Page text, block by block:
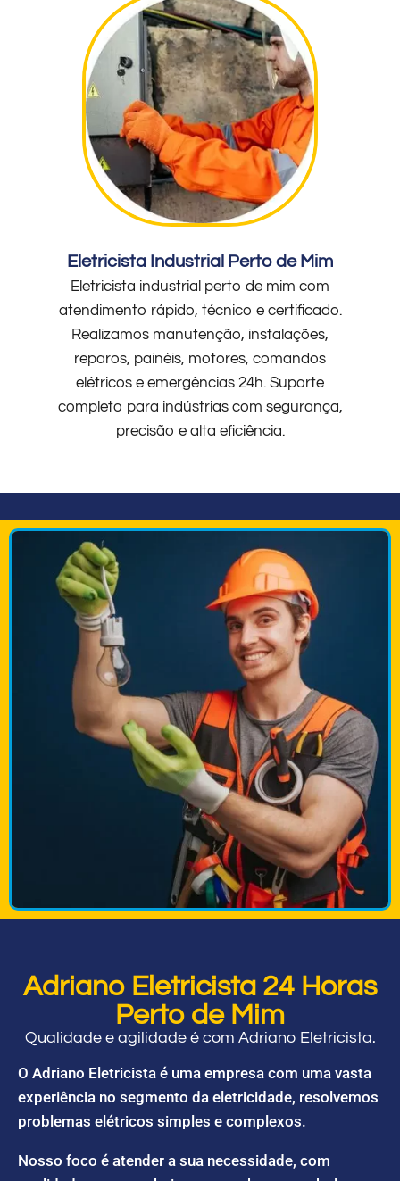
Eletricista Industrial Perto de Mim
Eletricista industrial perto de mim com
atendimento rápido, técnico e certificado.
Realizamos manutenção, instalações,
reparos, painéis, motores, comandos
elétricos e emergências 24h. Suporte
completo para indústrias com segurança,
precisão e alta eficiência.
Adriano Eletricista 24 Horas
Perto de Mim
Qualidade e agilidade é com Adriano Eletricista.
O Adriano Eletricista é uma empresa com uma vasta
experiência no segmento da eletricidade, resolvemos
problemas elétricos simples e complexos.
Nosso foco é atender a sua necessidade, com